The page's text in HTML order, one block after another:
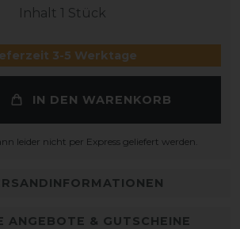
Inhalt 1 Stück
3-5 Werktage
IN DEN WARENKORB
leider nicht per Express geliefert werden.
ANGEBOTE & GUTSCHEINE